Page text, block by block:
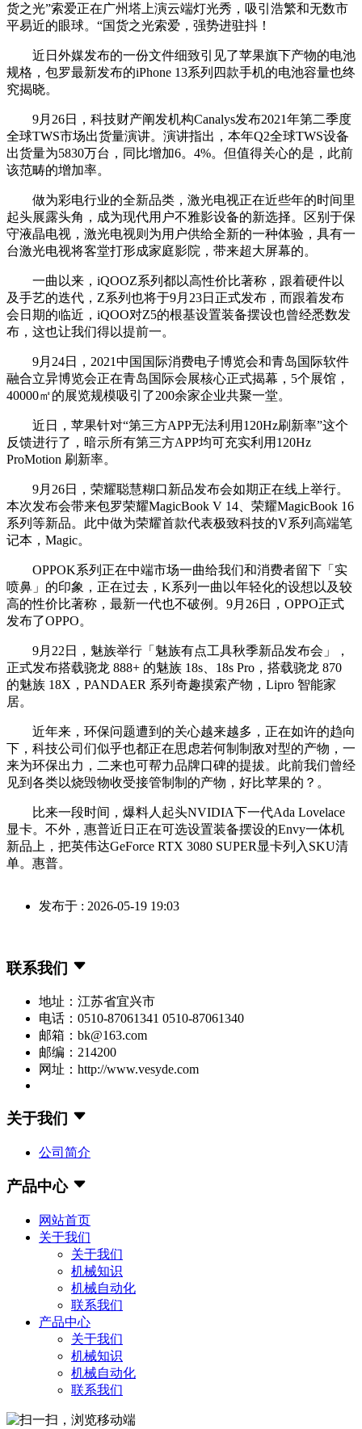
货之光”索爱正在广州塔上演云端灯光秀，吸引浩繁和无数市
平易近的眼球。“国货之光索爱，强势进驻抖！
近日外媒发布的一份文件细致引见了苹果旗下产物的电池
规格，包罗最新发布的iPhone 13系列四款手机的电池容量也终
究揭晓。
9月26日，科技财产阐发机构Canalys发布2021年第二季度
全球TWS市场出货量演讲。演讲指出，本年Q2全球TWS设备
出货量为5830万台，同比增加6。4%。但值得关心的是，此前
该范畴的增加率。
做为彩电行业的全新品类，激光电视正在近些年的时间里
起头展露头角，成为现代用户不雅影设备的新选择。区别于保
守液晶电视，激光电视则为用户供给全新的一种体验，具有一
台激光电视将客堂打形成家庭影院，带来超大屏幕的。
一曲以来，iQOOZ系列都以高性价比著称，跟着硬件以
及手艺的迭代，Z系列也将于9月23日正式发布，而跟着发布
会日期的临近，iQOO对Z5的根基设置装备摆设也曾经悉数发
布，这也让我们得以提前一。
9月24日，2021中国国际消费电子博览会和青岛国际软件
融合立异博览会正在青岛国际会展核心正式揭幕，5个展馆，
40000㎡的展览规模吸引了200余家企业共聚一堂。
近日，苹果针对“第三方APP无法利用120Hz刷新率”这个
反馈进行了，暗示所有第三方APP均可充实利用120Hz
ProMotion 刷新率。
9月26日，荣耀聪慧糊口新品发布会如期正在线上举行。
本次发布会带来包罗荣耀MagicBook V 14、荣耀MagicBook 16
系列等新品。此中做为荣耀首款代表极致科技的V系列高端笔
记本，Magic。
OPPOK系列正在中端市场一曲给我们和消费者留下「实
喷鼻」的印象，正在过去，K系列一曲以年轻化的设想以及较
高的性价比著称，最新一代也不破例。9月26日，OPPO正式
发布了OPPO。
9月22日，魅族举行「魅族有点工具秋季新品发布会」，
正式发布搭载骁龙 888+ 的魅族 18s、18s Pro，搭载骁龙 870
的魅族 18X，PANDAER 系列奇趣摸索产物，Lipro 智能家
居。
近年来，环保问题遭到的关心越来越多，正在如许的趋向
下，科技公司们似乎也都正在思虑若何制制敌对型的产物，一
来为环保出力，二来也可帮力品牌口碑的提拔。此前我们曾经
见到各类以烧毁物收受接管制制的产物，好比苹果的？。
比来一段时间，爆料人起头NVIDIA下一代Ada Lovelace
显卡。不外，惠普近日正在可选设置装备摆设的Envy一体机
新品上，把英伟达GeForce RTX 3080 SUPER显卡列入SKU清
单。惠普。
发布于 : 2026-05-19 19:03
联系我们
地址：江苏省宜兴市
电话：0510-87061341 0510-87061340
邮箱：bk@163.com
邮编：214200
网址：http://www.vesyde.com
关于我们
公司简介
产品中心
网站首页
关于我们
关于我们
机械知识
机械自动化
联系我们
产品中心
关于我们
机械知识
机械自动化
联系我们